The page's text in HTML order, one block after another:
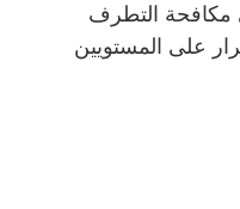
مكافحة التطرف
على المستويين